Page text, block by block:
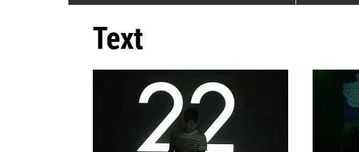
poloneze la
Text